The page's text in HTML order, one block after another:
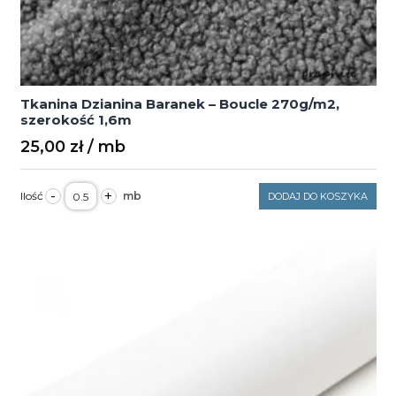
Tkanina Dzianina Baranek – Boucle 270g/m2,
szerokość 1,6m
25,00 zł
- ilość
Tkanina
Dzianina
+ DODAJ DO KOSZYKA